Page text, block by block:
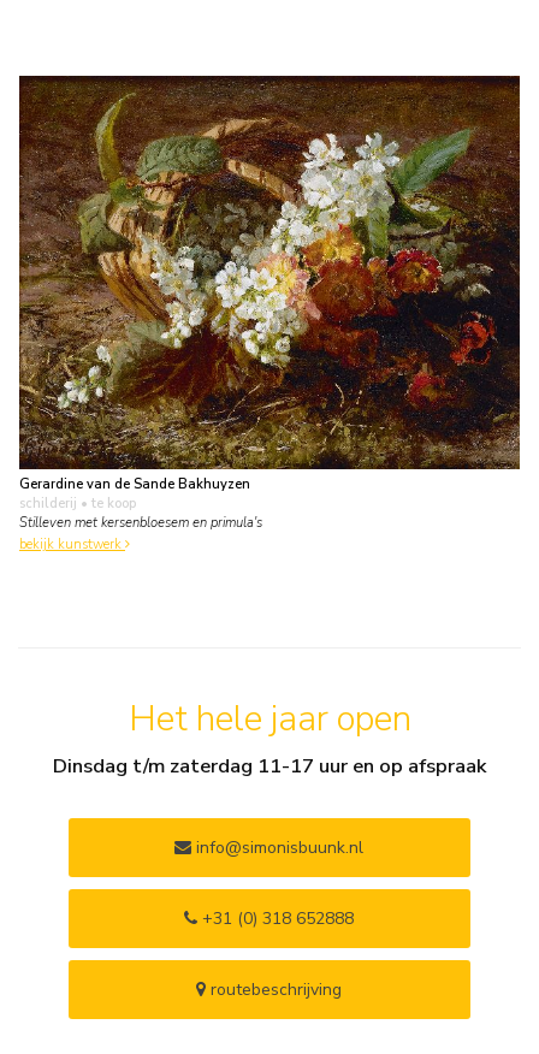
Gerardine van de Sande Bakhuyzen
schilderij • te koop
Stilleven met kersenbloesem en primula's
bekijk kunstwerk
Het hele jaar open
Dinsdag t/m zaterdag 11-17 uur en op afspraak
info@simonisbuunk.nl
+31 (0) 318 652888
routebeschrijving